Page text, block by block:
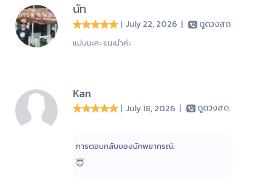
นัท
| July 22, 2026 | ดูดวงสด
แม่นนะคะ แนะนำค่ะ
Kan
| July 18, 2026 | ดูดวงสด
การตอบกลับของนักพยากรณ์:
😇